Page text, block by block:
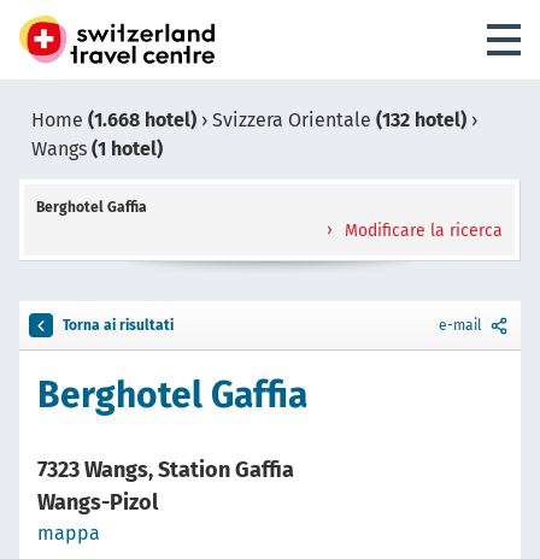
Home (1.668 hotel) › Svizzera Orientale (132 hotel) ›
Wangs (1 hotel)
Berghotel Gaffia
Modificare la ricerca
Torna ai risultati e-mail
Berghotel Gaffia
7323 Wangs, Station Gaffia
Wangs-Pizol
mappa